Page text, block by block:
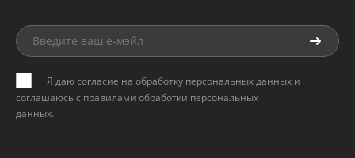
Я даю согласие на обработку персональных данных и
соглашаюсь с правилами обработки персональных
данных.